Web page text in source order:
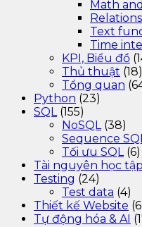
Math
Text
Time
KPI, Biểu đồ
Thủ thuật (18)
Tổng quan
Python (23)
SQL(155)
NoSQL(38)
Sequence
Tối ưu SQL(6)
Tài nguyên học tập
Testing (24)
Test data (4)
Thiết kế Website
Tự động hóa & AI